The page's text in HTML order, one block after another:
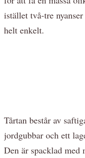
istället två-tre
helt enkelt.
Tårtan består av
jordgubbar och ett
Den är spacklad med